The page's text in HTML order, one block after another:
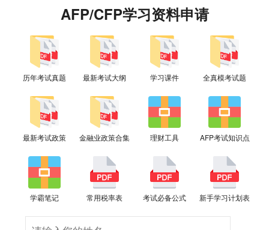
AFP/CFP学习资料申请
历年考试真题 最新考试大纲 学习课件 全真模考试题
最新考试政策 金融业政策合集 理财工具 AFP考试知识点
学霸笔记 常用税率表 考试必备公式 新手学习计划表